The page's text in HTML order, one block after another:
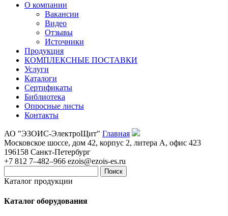
О компании
Вакансии
Видео
Отзывы
Источники
Продукция
КОМПЛЕКСНЫЕ ПОСТАВКИ
Услуги
Каталоги
Сертификаты
Библиотека
Опросные листы
Контакты
АО "ЭЗОИС-ЭлектроЩит" Главная
Московское шоссе, дом 42, корпус 2, литера А, офис 423
196158 Санкт-Петербург
+7 812 7–482–966 ezois@ezois-es.ru
Поиск
Каталог продукции
Каталог оборудования